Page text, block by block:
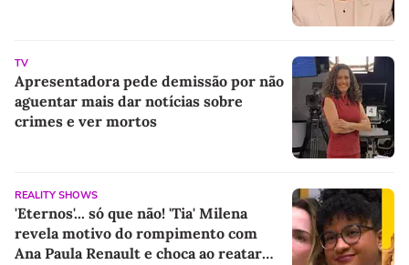
TV
Apresentadora pede demissão por não
aguentar mais dar notícias sobre
crimes e ver mortos
REALITY SHOWS
'Eternos'... só que não! 'Tia' Milena
revela motivo do rompimento com
Ana Paula Renault e choca ao reatar